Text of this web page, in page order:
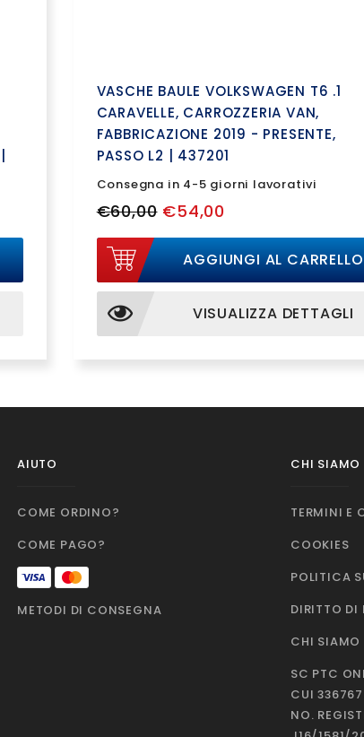
VASCHE BAULE VOLKSWAGEN T6 .1
CARAVELLE, CARROZZERIA VAN,
FABBRICAZIONE 2019 - PRESENTE,
PASSO L2 | 437201
Consegna in 4-5 giorni lavorativi
€60,00€54,00
AGGIUNGI AL CARRELLO
VISUALIZZA DETTAGLI
AIUTO
COME ORDINO?
COME PAGO?
METODI DI CONSEGNA
CHI SIAMO
TERMINI E
COOKIES
POLITICA
DIRITTO DI
CHI SIAMO
SC PTC
CUI
NO.